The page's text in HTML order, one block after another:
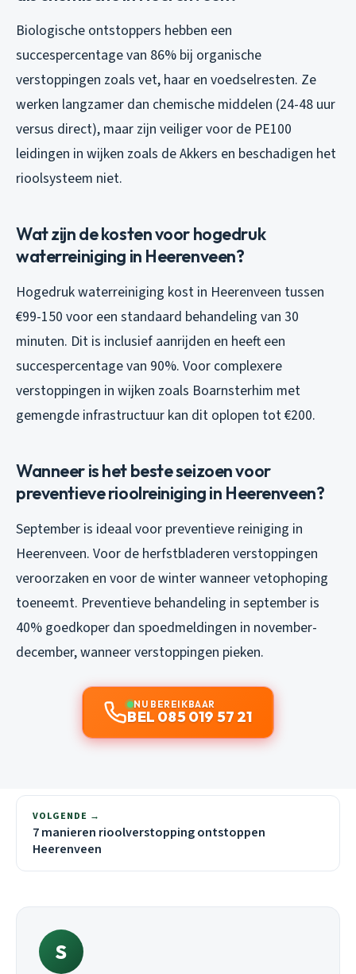
Biologische ontstoppers hebben een
succespercentage van 86% bij organische
verstoppingen zoals vet, haar en voedselresten. Ze
werken langzamer dan chemische middelen (24-48 uur
versus direct), maar zijn veiliger voor de PE100
leidingen in wijken zoals de Akkers en beschadigen het
rioolsysteem niet.
Wat zijn de kosten voor hogedruk
waterreiniging in Heerenveen?
Hogedruk waterreiniging kost in Heerenveen tussen
€99-150 voor een standaard behandeling van 30
minuten. Dit is inclusief aanrijden en heeft een
succespercentage van 90%. Voor complexere
verstoppingen in wijken zoals Boarnsterhim met
gemengde infrastructuur kan dit oplopen tot €200.
Wanneer is het beste seizoen voor
preventieve rioolreiniging in Heerenveen?
September is ideaal voor preventieve reiniging in
Heerenveen. Voor de herfstbladeren verstoppingen
veroorzaken en voor de winter wanneer vetophoping
toeneemt. Preventieve behandeling in september is
40% goedkoper dan spoedmeldingen in november-
december, wanneer verstoppingen pieken.
NU BEREIKBAAR
BEL 085 019 57 21
VOLGENDE →
7 manieren rioolverstopping ontstoppen
Heerenveen
S